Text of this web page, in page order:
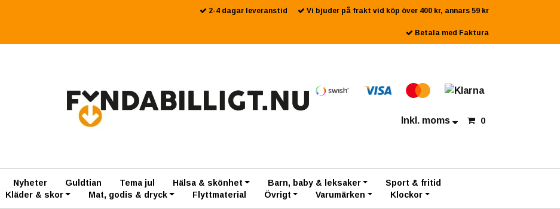
2-4 dagar leveranstid Vi bjuder på frakt vid köp över 400 kr, annars 59 kr
Betala med Faktura
Inkl. moms 0
Nyheter Guldtian Tema jul Hälsa & skönhet Barn, baby & leksaker
Sport & fritid
Kläder & skor Mat, godis & dryck Flyttmaterial Övrigt Varumärken Klockor